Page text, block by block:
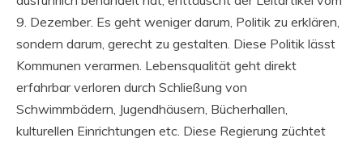
9. Dezember. Es geht weniger darum, Politik zu erklären,
sondern darum, gerecht zu gestalten. Diese Politik lässt
Kommunen verarmen. Lebensqualität geht direkt
erfahrbar verloren durch Schließung von
Schwimmbädern, Jugendhäusern, Bücherhallen,
kulturellen Einrichtungen etc. Diese Regierung züchtet